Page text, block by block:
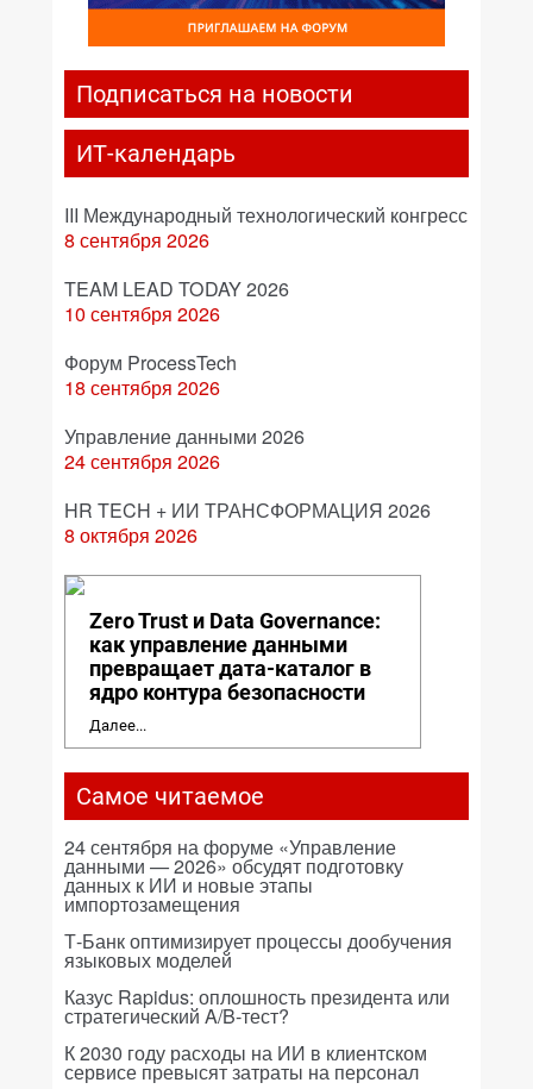
Подписаться на новости
ИТ-календарь
III Международный технологический конгресс
8 сентября 2026
TEAM LEAD TODAY 2026
10 сентября 2026
Форум ProcessTech
18 сентября 2026
Управление данными 2026
24 сентября 2026
HR TECH + ИИ ТРАНСФОРМАЦИЯ 2026
8 октября 2026
Zero Trust и Data Governance:
как управление данными
превращает дата-каталог в
ядро контура безопасности
Далее...
Самое читаемое
24 сентября на форуме «Управление
данными — 2026» обсудят подготовку
данных к ИИ и новые этапы
импортозамещения
Т-Банк оптимизирует процессы дообучения
языковых моделей
Казус Rapidus: оплошность президента или
стратегический A/B-тест?
К 2030 году расходы на ИИ в клиентском
сервисе превысят затраты на персонал